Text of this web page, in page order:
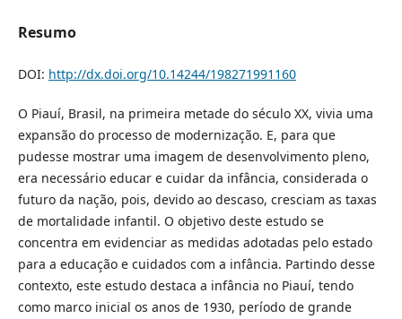
Resumo
DOI: http://dx.doi.org/10.14244/198271991160
O Piauí, Brasil, na primeira metade do século XX, vivia uma
expansão do processo de modernização. E, para que
pudesse mostrar uma imagem de desenvolvimento pleno,
era necessário educar e cuidar da infância, considerada o
futuro da nação, pois, devido ao descaso, cresciam as taxas
de mortalidade infantil. O objetivo deste estudo se
concentra em evidenciar as medidas adotadas pelo estado
para a educação e cuidados com a infância. Partindo desse
contexto, este estudo destaca a infância no Piauí, tendo
como marco inicial os anos de 1930, período de grande